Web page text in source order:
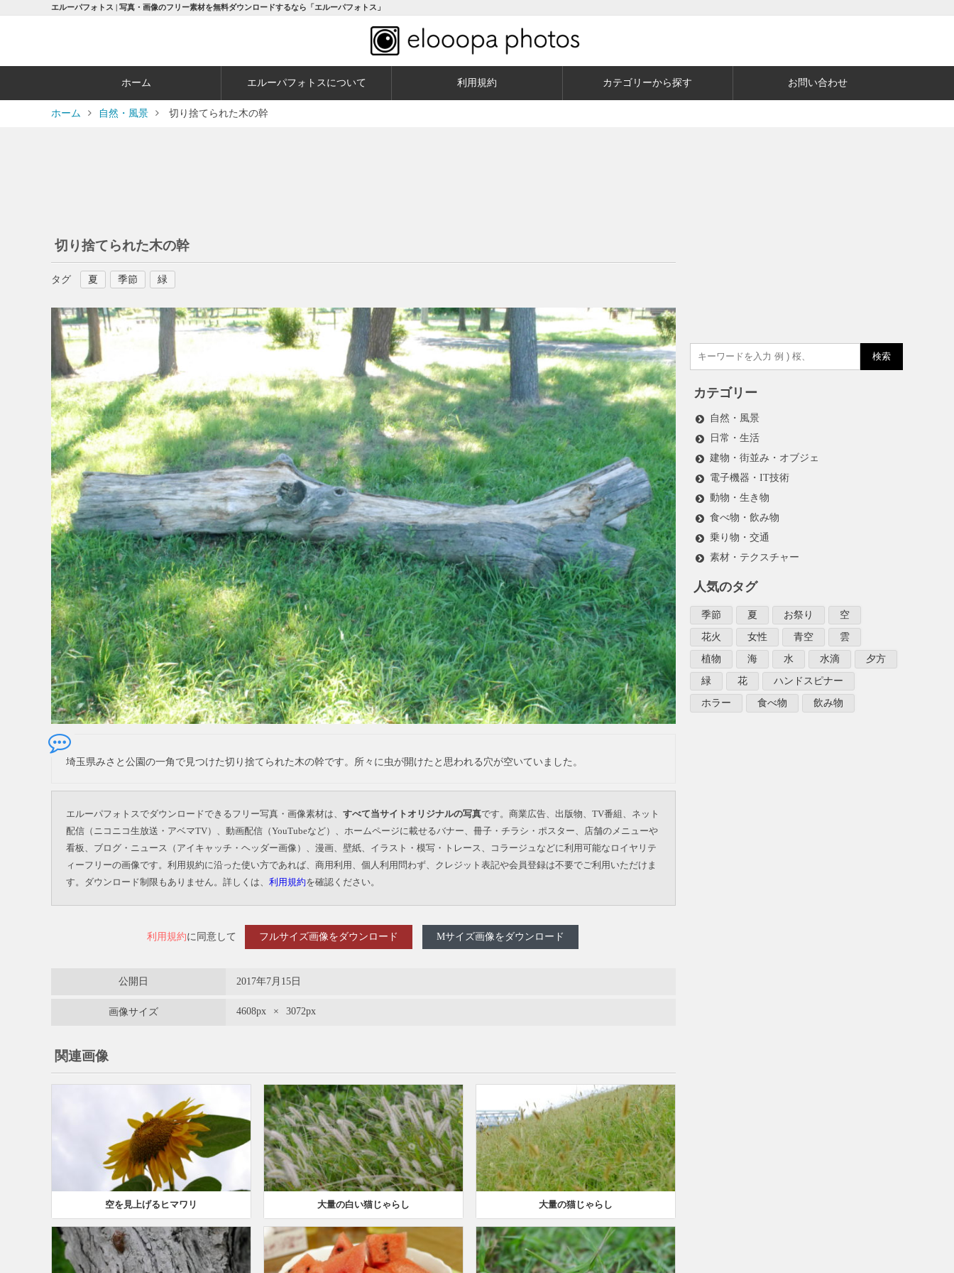
エルーパフォトス | 写真・画像のフリー素材を無料ダウンロードするなら「エルーパフォトス」
ホーム エルーパフォトスについて 利用規約 カテゴリーから探す お問い合わせ
ホーム 自然・風景 切り捨てられた木の幹
切り捨てられた木の幹
タグ 夏 季節 緑
埼玉県みさと公園の一角で見つけた切り捨てられた木の幹です。所々に虫が開けたと思われる穴が空いていました。
エルーパフォトスでダウンロードできるフリー写真・画像素材は、 すべて当サイトオリジナルの写真です。商業広告、出版物、TV番組、ネット
配信（ニコニコ生放送・アベマTV）、動画配信（YouTubeなど）、ホームページに載せるバナー、冊子・チラシ・ポスター、店舗のメニューや
看板、ブログ・ニュース（アイキャッチ・ヘッダー画像）、漫画、壁紙、イラスト・模写・トレース、コラージュなどに利用可能なロイヤリテ
ィーフリーの画像です。利用規約に沿った使い方であれば、商用利用、個人利用問わず、クレジット表記や会員登録は不要でご利用いただけま
す。ダウンロード制限もありません。詳しくは、 利用規約を確認ください。
利用規約に同意して フルサイズ画像をダウンロード Mサイズ画像をダウンロード
公開日 2017年7月15日
画像サイズ 4608px × 3072px
関連画像
空を見上げるヒマワリ 大量の白い猫じゃらし 大量の猫じゃらし
検索
カテゴリー
自然・風景
日常・生活
建物・街並み・オブジェ
電子機器・IT技術
動物・生き物
食べ物・飲み物
乗り物・交通
素材・テクスチャー
人気のタグ
季節 夏 お祭り 空
花火 女性 青空 雲
植物 海 水 水滴 夕方
緑 花 ハンドスピナー
ホラー 食べ物 飲み物